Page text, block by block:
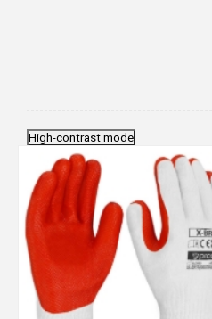
High-contrast mode